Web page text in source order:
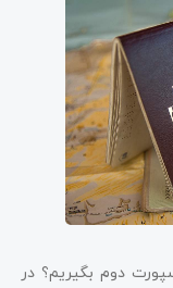
دوم بگیریم؟ در